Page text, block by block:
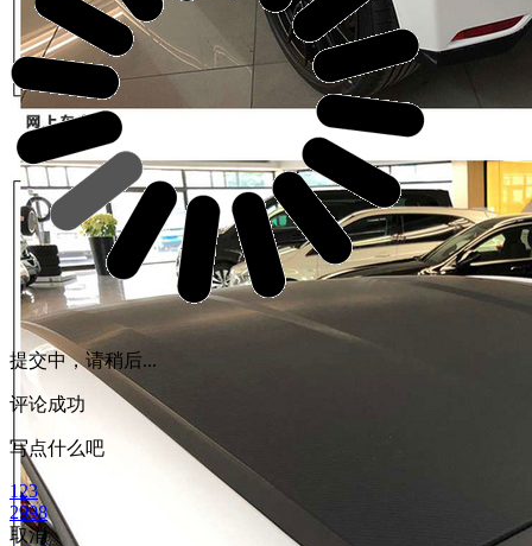
提交中，请稍后...
评论成功
写点什么吧
123
2998
取消